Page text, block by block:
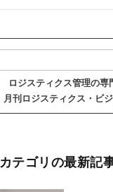
ロジスティクス管理の専
月刊ロジスティクス・ビ
カテゴリの最新記